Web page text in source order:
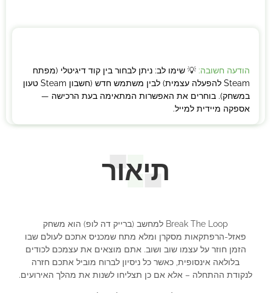
הודעה חשובה: 💡 שימו לב: ניתן לבחור בין קוד דיגיטלי (מפתח
Steam להפעלה עצמית) לבין משתמש חדש (חשבון Steam טעון
במשחק). בוחרים את האפשרות המתאימה בעת הרכישה —
אספקה מיידית למייל.
תיאור
Break The Loop למחשב (ברייק דה לופ) הוא משחק
פאזל-הרפתקאות מסקרן ומלא מתח שמכניס אתכם לעולם שבו
הזמן חוזר על עצמו שוב ושוב. אתם מוצאים את עצמכם לכודים
בלולאה אינסופית, כאשר כל ניסיון לברוח מוביל אתכם חזרה
לנקודת ההתחלה – אלא אם כן תצליחו לשנות את מהלך האירועים.